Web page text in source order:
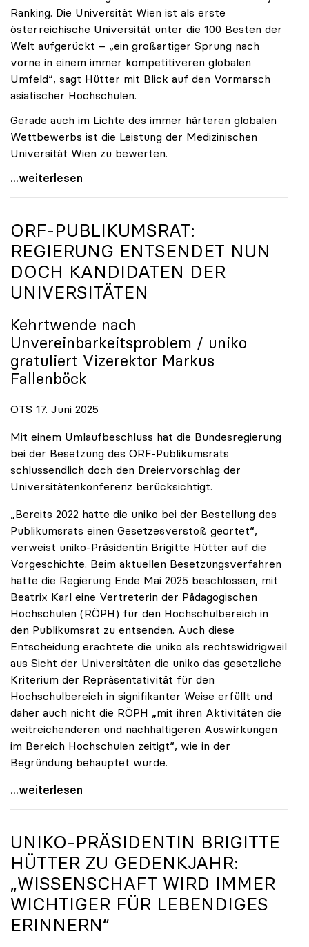
Ranking. Die Universität Wien ist als erste
österreichische Universität unter die 100 Besten der
Welt aufgerückt – „ein großartiger Sprung nach
vorne in einem immer kompetitiveren globalen
Umfeld“, sagt Hütter mit Blick auf den Vormarsch
asiatischer Hochschulen.
Gerade auch im Lichte des immer härteren globalen
Wettbewerbs ist die Leistung der Medizinischen
Universität Wien zu bewerten.
„Top-Rankingplätze heimischer Universitäten geben
...weiterlesen
ORF-PUBLIKUMSRAT:
REGIERUNG ENTSENDET NUN
DOCH KANDIDATEN DER
UNIVERSITÄTEN
Kehrtwende nach
Unvereinbarkeitsproblem / uniko
gratuliert Vizerektor Markus
Fallenböck
OTS 17. Juni 2025
Mit einem Umlaufbeschluss hat die Bundesregierung
bei der Besetzung des ORF-Publikumsrats
schlussendlich doch den Dreiervorschlag der
Universitätenkonferenz berücksichtigt.
„Bereits 2022 hatte die uniko bei der Bestellung des
Publikumsrats einen Gesetzesverstoß geortet“,
verweist uniko-Präsidentin Brigitte Hütter auf die
Vorgeschichte. Beim aktuellen Besetzungsverfahren
hatte die Regierung Ende Mai 2025 beschlossen, mit
Beatrix Karl eine Vertreterin der Pädagogischen
Hochschulen (RÖPH) für den Hochschulbereich in
den Publikumsrat zu entsenden. Auch diese
Entscheidung erachtete die uniko als rechtswidrigweil
aus Sicht der Universitäten die uniko das gesetzliche
Kriterium der Repräsentativität für den
Hochschulbereich in signifikanter Weise erfüllt und
daher auch nicht die RÖPH „mit ihren Aktivitäten die
weitreichenderen und nachhaltigeren Auswirkungen
im Bereich Hochschulen zeitigt“, wie in der
Begründung behauptet wurde.
ORF-Publikumsrat: Regierung entsendet nun doch
...weiterlesen
UNIKO-PRÄSIDENTIN BRIGITTE
HÜTTER ZU GEDENKJAHR:
„WISSENSCHAFT WIRD IMMER
WICHTIGER FÜR LEBENDIGES
ERINNERN“